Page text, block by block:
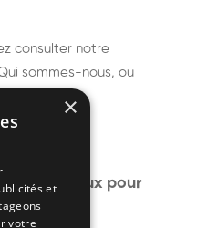
consulter notre
sommes-nous, ou
il dangereux pour
×
et
votre